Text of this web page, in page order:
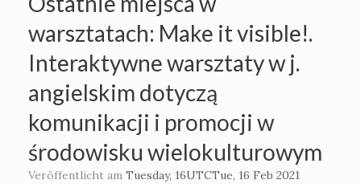
warsztatach: Make it visible!.
Interaktywne warsztaty w j.
angielskim dotyczą
komunikacji i promocji w
środowisku wielokulturowym
Veröffentlicht am Tuesday, 16UTCTue, 16 Feb 2021